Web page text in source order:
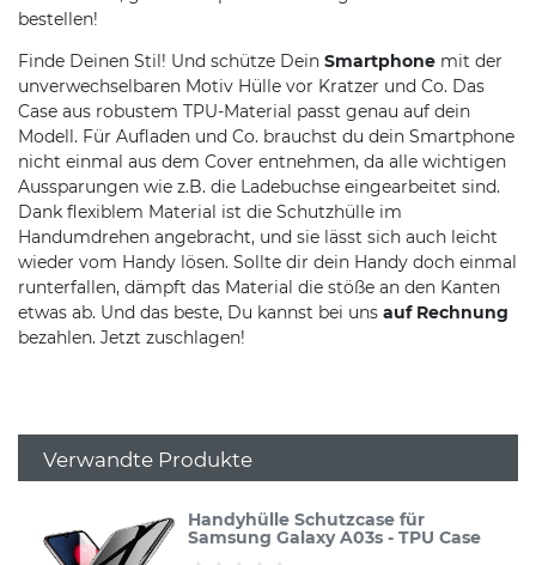
bestellen!
Finde Deinen Stil! Und schütze Dein Smartphone mit der
unverwechselbaren Motiv Hülle vor Kratzer und Co. Das
Case aus robustem TPU-Material passt genau auf dein
Modell. Für Aufladen und Co. brauchst du dein Smartphone
nicht einmal aus dem Cover entnehmen, da alle wichtigen
Aussparungen wie z.B. die Ladebuchse eingearbeitet sind.
Dank flexiblem Material ist die Schutzhülle im
Handumdrehen angebracht, und sie lässt sich auch leicht
wieder vom Handy lösen. Sollte dir dein Handy doch einmal
runterfallen, dämpft das Material die stöße an den Kanten
etwas ab. Und das beste, Du kannst bei uns auf Rechnung
bezahlen. Jetzt zuschlagen!
Verwandte Produkte
Handyhülle Schutzcase für
Samsung Galaxy A03s - TPU Case